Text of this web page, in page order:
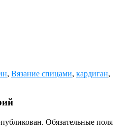
, Вязание спицами, кардиган,
Обязательные поля